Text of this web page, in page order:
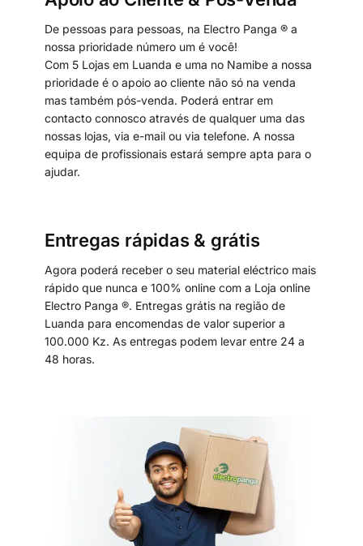
De pessoas para pessoas, na Electro Panga ® a
nossa prioridade número um é você!
Com 5 Lojas em Luanda e uma no Namibe a nossa
prioridade é o apoio ao cliente não só na venda
mas também pós-venda. Poderá entrar em
contacto connosco através de qualquer uma das
nossas lojas, via e-mail ou via telefone. A nossa
equipa de profissionais estará sempre apta para o
ajudar.
Entregas rápidas & grátis
Agora poderá receber o seu material eléctrico mais
rápido que nunca e 100% online com a Loja online
Electro Panga ®. Entregas grátis na região de
Luanda para encomendas de valor superior a
100.000 Kz. As entregas podem levar entre 24 a
48 horas.